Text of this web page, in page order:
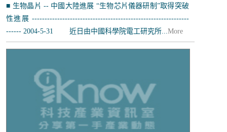
■ 生物晶片 -- 中國大陸進展 “生物芯片儀器研制”取得突破
性進展 --------------------------------------------------------------
------ 2004-5-31 近日由中國科學院電工研究所...More